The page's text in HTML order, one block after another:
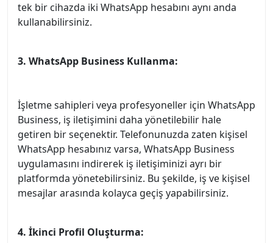
tek bir cihazda iki WhatsApp hesabını aynı anda
kullanabilirsiniz.
3. WhatsApp Business Kullanma:
İşletme sahipleri veya profesyoneller için WhatsApp
Business, iş iletişimini daha yönetilebilir hale
getiren bir seçenektir. Telefonunuzda zaten kişisel
WhatsApp hesabınız varsa, WhatsApp Business
uygulamasını indirerek iş iletişiminizi ayrı bir
platformda yönetebilirsiniz. Bu şekilde, iş ve kişisel
mesajlar arasında kolayca geçiş yapabilirsiniz.
4. İkinci Profil Oluşturma: